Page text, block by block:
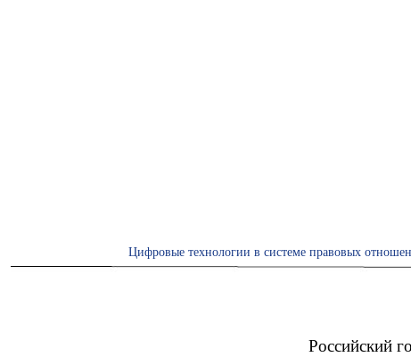
Цифровые технологии в системе правовых
Российский